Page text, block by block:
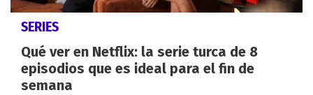
SERIES
Qué ver en Netflix: la serie turca de 8
episodios que es ideal para el fin de
semana